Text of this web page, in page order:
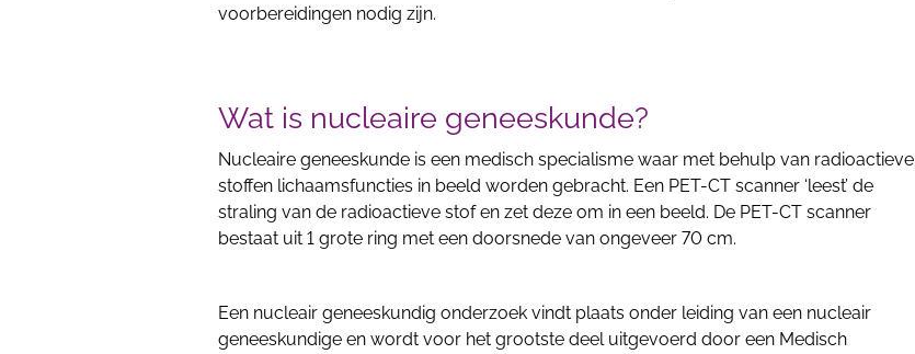
voorbereidingen nodig zijn.
Wat is nucleaire geneeskunde?
Nucleaire geneeskunde is een medisch specialisme waar met behulp van radioactieve
stoffen lichaamsfuncties in beeld worden gebracht. Een PET-CT scanner ‘leest’ de
straling van de radioactieve stof en zet deze om in een beeld. De PET-CT scanner
bestaat uit 1 grote ring met een doorsnede van ongeveer 70 cm.
Een nucleair geneeskundig onderzoek vindt plaats onder leiding van een nucleair
geneeskundige en wordt voor het grootste deel uitgevoerd door een Medisch